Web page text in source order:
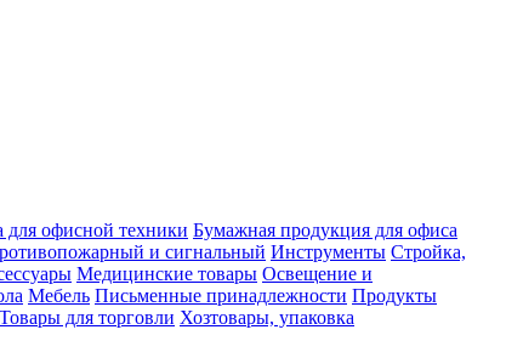
для офисной техники Бумажная продукция для офиса
и сигнальный Инструменты Стройка,
Медицинские товары Освещение и
Мебель Письменные принадлежности Продукты
Товары для торговли Хозтовары, упаковка